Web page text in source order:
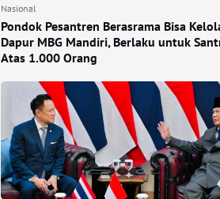
Nasional
Pondok Pesantren Berasrama Bisa
Dapur MBG Mandiri, Berlaku untuk
Atas 1.000 Orang